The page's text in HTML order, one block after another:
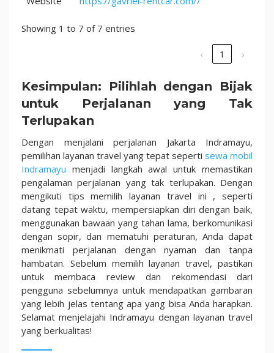
Showing 1 to 7 of 7 entries
‹ 1 ›
Kesimpulan: Pilihlah dengan Bijak
untuk Perjalanan yang Tak
Terlupakan
Dengan menjalani perjalanan Jakarta Indramayu,
pemilihan layanan travel yang tepat seperti sewa mobil
Indramayu menjadi langkah awal untuk memastikan
pengalaman perjalanan yang tak terlupakan. Dengan
mengikuti tips memilih layanan travel ini , seperti
datang tepat waktu, mempersiapkan diri dengan baik,
menggunakan bawaan yang tahan lama, berkomunikasi
dengan sopir, dan mematuhi peraturan, Anda dapat
menikmati perjalanan dengan nyaman dan tanpa
hambatan. Sebelum memilih layanan travel, pastikan
untuk membaca review dan rekomendasi dari
pengguna sebelumnya untuk mendapatkan gambaran
yang lebih jelas tentang apa yang bisa Anda harapkan.
Selamat menjelajahi Indramayu dengan layanan travel
yang berkualitas!